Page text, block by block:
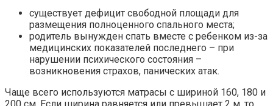
существует дефицит свободной площади для
размещения полноценного спального места;
родитель вынужден спать вместе с ребенком из-за
медицинских показателей последнего – при
нарушении психического состояния –
возникновения страхов, панических атак.
Чаще всего используются матрасы с шириной 160, 180 и